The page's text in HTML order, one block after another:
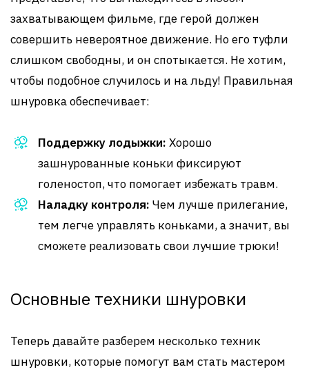
захватывающем фильме, где герой должен
совершить невероятное движение. Но его туфли
слишком свободны, и он спотыкается. Не хотим,
чтобы подобное случилось и на льду! Правильная
шнуровка обеспечивает:
Поддержку лодыжки: Хорошо
зашнурованные коньки фиксируют
голеностоп, что помогает избежать травм.
Наладку контроля: Чем лучше прилегание,
тем легче управлять коньками, а значит, вы
сможете реализовать свои лучшие трюки!
Основные техники шнуровки
Теперь давайте разберем несколько техник
шнуровки, которые помогут вам стать мастером